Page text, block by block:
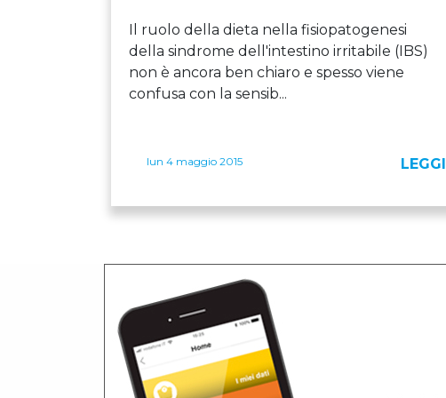
Il ruolo della dieta nella fisiopatogenesi
della sindrome dell'intestino irritabile (IBS)
non è ancora ben chiaro e spesso viene
confusa con la sensib...
lun 4 maggio 2015 LEGGI